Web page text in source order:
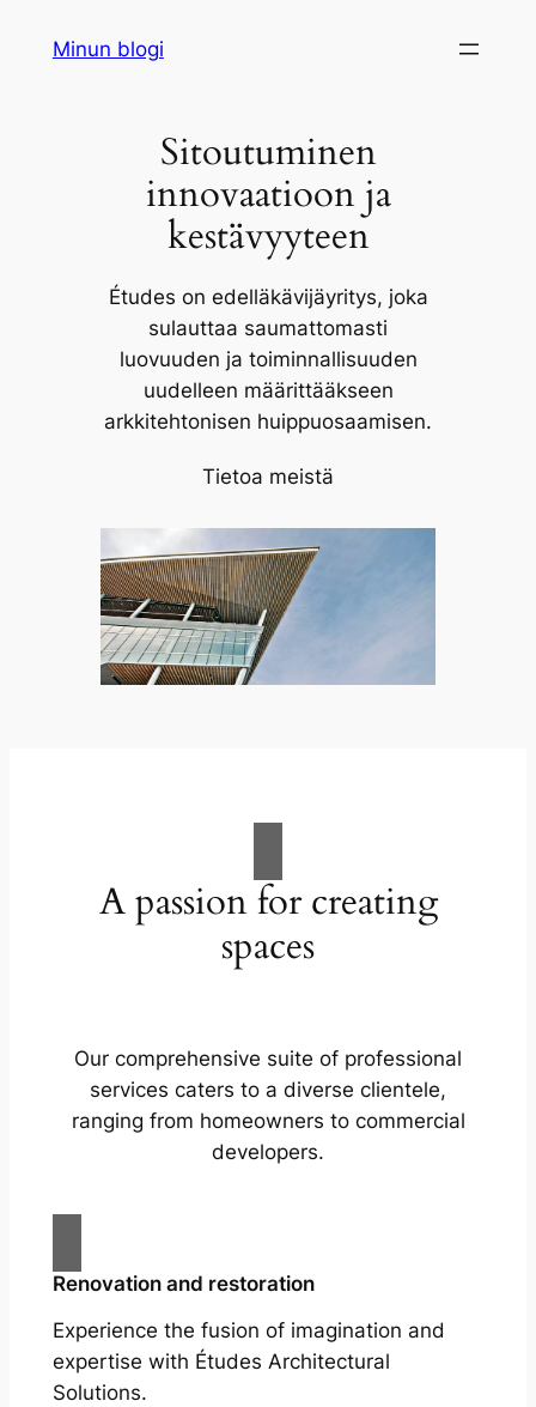
sisältöön
Minun blogi
Sitoutuminen
innovaatioon ja
kestävyyteen
Études on edelläkävijäyritys, joka
sulauttaa saumattomasti
luovuuden ja toiminnallisuuden
uudelleen määrittääkseen
arkkitehtonisen huippuosaamisen.
Tietoa meistä
A passion for creating
spaces
Our comprehensive suite of professional
services caters to a diverse clientele,
ranging from homeowners to commercial
developers.
Renovation and restoration
Experience the fusion of imagination and
expertise with Études Architectural
Solutions.